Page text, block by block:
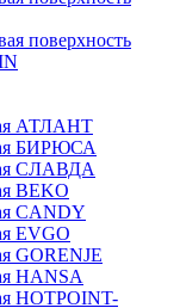
поверхность
АТЛАНТ
БИРЮСА
СЛАВДА
BEKO
CANDY
EVGO
GORENJE
HANSA
HOTPOINT-